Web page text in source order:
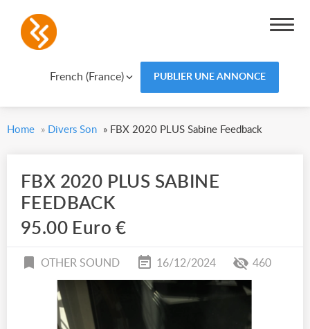
French (France) PUBLIER UNE ANNONCE
Home » Divers Son » FBX 2020 PLUS Sabine Feedback
FBX 2020 PLUS SABINE
FEEDBACK
95.00 Euro €
OTHER SOUND 16/12/2024 460